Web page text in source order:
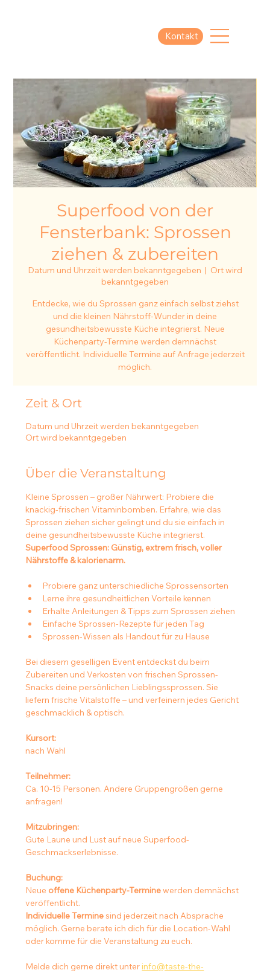
Kontakt
Superfood von der
Fensterbank: Sprossen
ziehen & zubereiten
Datum und Uhrzeit werden bekanntgegeben
  |
Ort wird
bekanntgegeben
Entdecke, wie du Sprossen ganz einfach selbst ziehst
und die kleinen Nährstoff-Wunder in deine
gesundheitsbewusste Küche integrierst. Neue
Küchenparty-Termine werden demnächst
veröffentlicht. Individuelle Termine auf Anfrage jederzeit
möglich.
Zeit & Ort
Datum und Uhrzeit werden bekanntgegeben
Ort wird bekanntgegeben
Über die Veranstaltung
Kleine Sprossen – großer Nährwert: Probiere die
knackig-frischen Vitaminbomben. Erfahre, wie das
Sprossen ziehen sicher gelingt und du sie einfach in
deine gesundheitsbewusste Küche integrierst.
Superfood Sprossen: Günstig, extrem frisch, voller
Nährstoffe & kalorienarm.
Probiere ganz unterschiedliche Sprossensorten
Lerne ihre gesundheitlichen Vorteile kennen
Erhalte Anleitungen & Tipps zum Sprossen ziehen
Einfache Sprossen-Rezepte für jeden Tag
Sprossen-Wissen als Handout für zu Hause
Bei diesem geselligen Event entdeckst du beim
Zubereiten und Verkosten von frischen Sprossen-
Snacks deine persönlichen Lieblingssprossen. Sie
liefern frische Vitalstoffe – und verfeinern jedes Gericht
geschmacklich & optisch.
Kursort:
nach Wahl
Teilnehmer:
Ca. 10-15 Personen. Andere Gruppengrößen gerne
anfragen!
Mitzubringen:
Gute Laune und Lust auf neue Superfood-
Geschmackserlebnisse.
Buchung:
Neue offene Küchenparty-Termine werden demnächst
veröffentlicht.
Individuelle Termine sind jederzeit nach Absprache
möglich. Gerne berate ich dich für die Location-Wahl
oder komme für die Veranstaltung zu euch.
Melde dich gerne direkt unter info@taste-the-